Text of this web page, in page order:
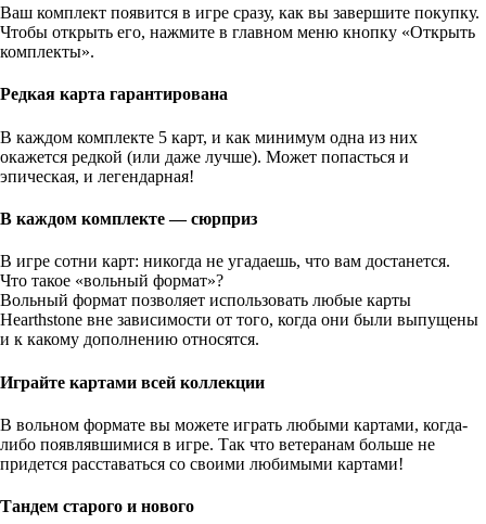
Ваш комплект появится в игре сразу, как вы завершите покупку.
Чтобы открыть его, нажмите в главном меню кнопку «Открыть
комплекты».
Редкая карта гарантирована
В каждом комплекте 5 карт, и как минимум одна из них
окажется редкой (или даже лучше). Может попасться и
эпическая, и легендарная!
В каждом комплекте — сюрприз
В игре сотни карт: никогда не угадаешь, что вам достанется.
Что такое «вольный формат»?
Вольный формат позволяет использовать любые карты
Hearthstone вне зависимости от того, когда они были выпущены
и к какому дополнению относятся.
Играйте картами всей коллекции
В вольном формате вы можете играть любыми картами, когда-
либо появлявшимися в игре. Так что ветеранам больше не
придется расставаться со своими любимыми картами!
Тандем старого и нового